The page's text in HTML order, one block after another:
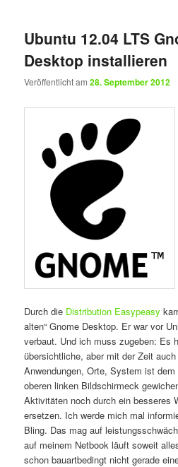
Ubuntu 12.04 LTS
Desktop installieren
Veröffentlicht am28. September 2012
Durch die Distribution Easypeasy
alten“ Gnome Desktop. Er war vor
verbaut. Und ich muss zugeben: Es
übersichtliche, aber mit der Zeit
Anwendungen, Orte, System ist
oberen linken Bildschirmeck
Aktivitäten noch durch ein besseres
ersetzen. Ich werde mich mal
Bling. Das mag auf
auf meinem Netbook läuft soweit
schon bauartbedingt nicht gerade